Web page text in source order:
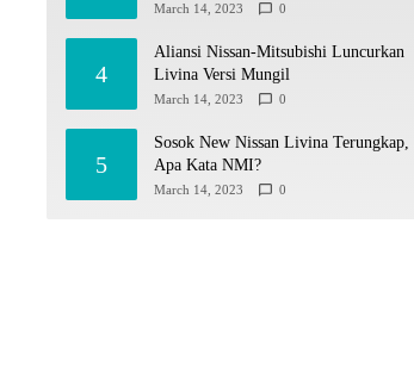
March 14, 2023 0
4
Aliansi Nissan-Mitsubishi Luncurkan
Livina Versi Mungil
March 14, 2023 0
5
Sosok New Nissan Livina Terungkap,
Apa Kata NMI?
March 14, 2023 0